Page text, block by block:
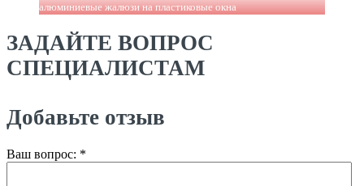
алюминиевые жалюзи на пластиковые окна
ЗАДАЙТЕ ВОПРОС
СПЕЦИАЛИСТАМ
Добавьте отзыв
Ваш вопрос: *